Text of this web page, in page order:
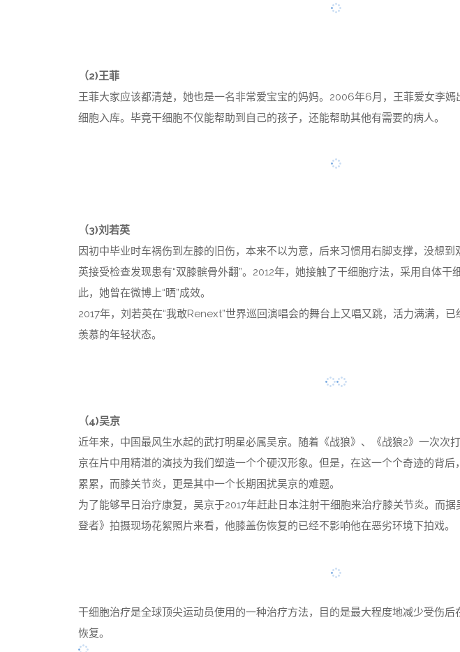
（2)王菲
王菲大家应该都清楚，她也是一名非常爱宝宝的妈妈。2006年6月，王菲爱女李
细胞入库。毕竟干细胞不仅能帮助到自己的孩子，还能帮助其他有需要的病人。
（3)刘若英
因初中毕业时车祸伤到左膝的旧伤，本来不以为意，后来习惯用右脚支撑，没想
英接受检查发现患有“双膝髌骨外翻”。2012年，她接触了干细胞疗法，采用自体干
此，她曾在微博上“晒”成效。
2017年，刘若英在“我敢Renext”世界巡回演唱会的舞台上又唱又跳，活力满满，
羡慕的年轻状态。
（4)吴京
近年来，中国最风生水起的武打明星必属吴京。随着《战狼》、《战狼2》一次次
京在片中用精湛的演技为我们塑造一个个硬汉形象。但是，在这一个个奇迹的背
累累，而膝关节炎，更是其中一个长期困扰吴京的难题。
为了能够早日治疗康复，吴京于2017年赶赴日本注射干细胞来治疗膝关节炎。而
登者》拍摄现场花絮照片来看，他膝盖伤恢复的已经不影响他在恶劣环境下拍戏。
干细胞治疗是全球顶尖运动员使用的一种治疗方法，目的是最大程度地减少受伤
恢复。